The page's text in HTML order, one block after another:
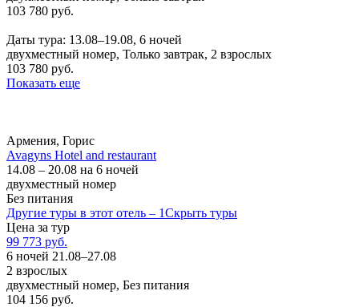
103 780 руб.
Даты тура: 13.08–19.08, 6 ночей
двухместный номер, Только завтрак, 2 взрослых
103 780 руб.
Показать еще
Армения, Горис
Avagyns Hotel and restaurant
14.08 – 20.08 на 6 ночей
двухместный номер
Без питания
Другие туры в этот отель – 1Скрыть туры
Цена за тур
99 773 руб.
6 ночей 21.08–27.08
2 взрослых
двухместный номер, Без питания
104 156 руб.